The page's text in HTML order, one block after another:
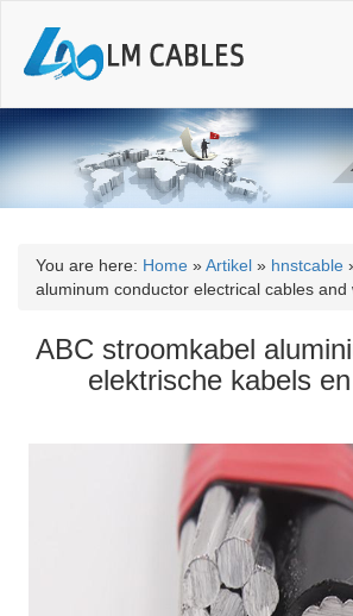
You are here: Home »Artikel » hnstcable
aluminum conductor electrical cables and
ABC stroomkabel
elektrische kabels